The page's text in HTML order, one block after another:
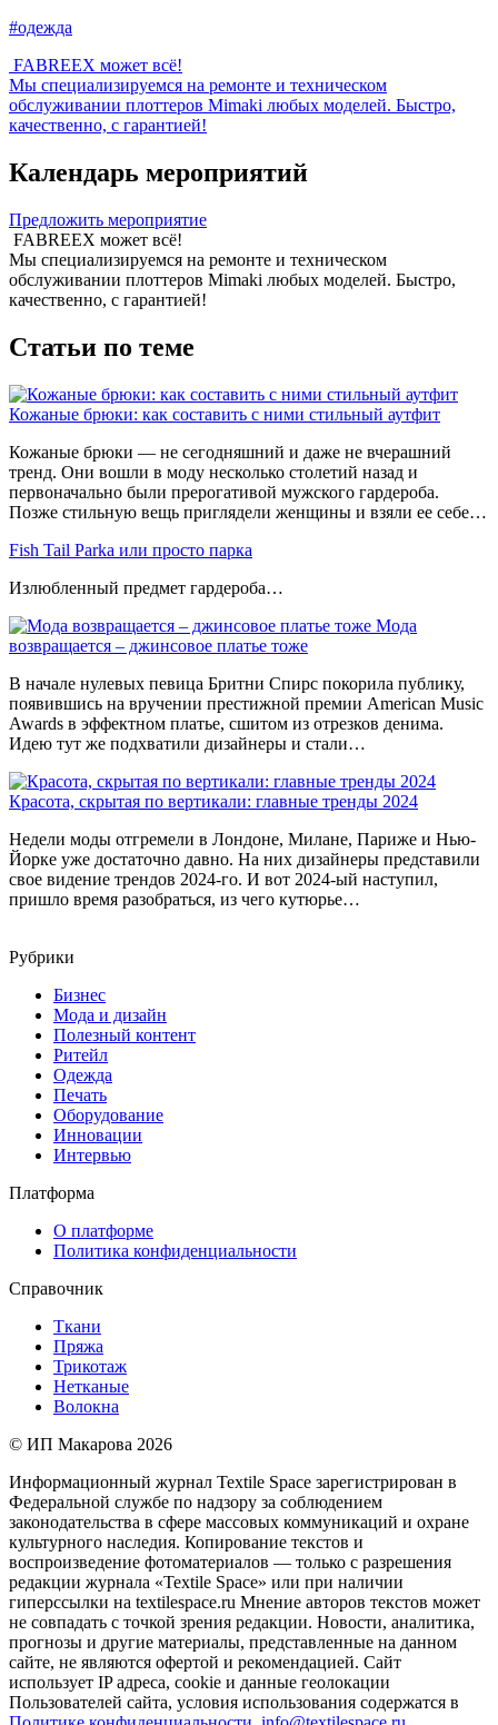
#одежда
FABREEX может всё!
Мы специализируемся на ремонте и техническом
обслуживании плоттеров Mimaki любых моделей. Быстро,
качественно, с гарантией!
Календарь мероприятий
Предложить мероприятие
FABREEX может всё!
Мы специализируемся на ремонте и техническом
обслуживании плоттеров Mimaki любых моделей. Быстро,
качественно, с гарантией!
Статьи по теме
Кожаные брюки: как составить с ними стильный аутфит
Кожаные брюки — не сегодняшний и даже не вчерашний
тренд. Они вошли в моду несколько столетий назад и
первоначально были прерогативой мужского гардероба.
Позже стильную вещь приглядели женщины и взяли ее себе…
Fish Tail Parka или просто парка
Излюбленный предмет гардероба…
Мода
возвращается – джинсовое платье тоже
В начале нулевых певица Бритни Спирс покорила публику,
появившись на вручении престижной премии American Music
Awards в эффектном платье, сшитом из отрезков денима.
Идею тут же подхватили дизайнеры и стали…
Красота, скрытая по вертикали: главные тренды 2024
Недели моды отгремели в Лондоне, Милане, Париже и Нью-
Йорке уже достаточно давно. На них дизайнеры представили
свое видение трендов 2024-го. И вот 2024-ый наступил,
пришло время разобраться, из чего кутюрье…
Рубрики
Бизнес
Мода и дизайн
Полезный контент
Ритейл
Одежда
Печать
Оборудование
Инновации
Интервью
Платформа
О платформе
Политика конфиденциальности
Справочник
Ткани
Пряжа
Трикотаж
Нетканые
Волокна
© ИП Макарова 2026
Информационный журнал Textile Space зарегистрирован в
Федеральной службе по надзору за соблюдением
законодательства в сфере массовых коммуникаций и охране
культурного наследия. Копирование текстов и
воспроизведение фотоматериалов — только с разрешения
редакции журнала «Textile Space» или при наличии
гиперссылки на textilespace.ru Мнение авторов текстов может
не совпадать с точкой зрения редакции. Новости, аналитика,
прогнозы и другие материалы, представленные на данном
сайте, не являются офертой и рекомендацией. Сайт
использует IP адреса, cookie и данные геолокации
Пользователей сайта, условия использования содержатся в